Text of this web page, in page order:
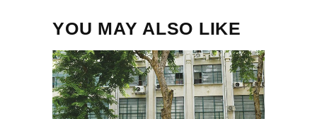
YOU MAY ALSO LIKE